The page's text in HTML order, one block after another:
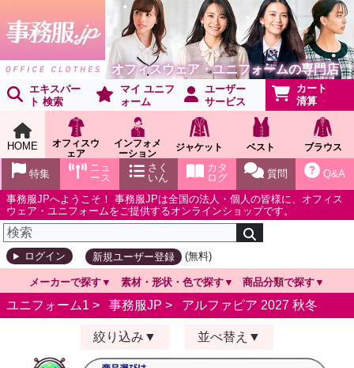
オフィスウェア・ユニフォームの専門店
エキスパー
ト 検索
マイ ユニフ
ォーム
ユーザー
サービス
カート
清算
HOME
オフィスウ
ェア
インフォメ
ーション
ショールー
ム
ジャケット ベスト ブラウス
Q&A
質問
カタ
ログ
さく
いん
ニュ
ース
特集
事務服JPへようこそ！ 事務服JPは全国の法人・個人の皆様に、オフィス
ウェア・ユニフォームをご提供するオンラインショップです。
ログイン 新規ユーザー登録 (無料)
メーカーで探す 素材・形状・色で探す 商品分類で探す
ユニフォーム1 > 事務服JP > アルファピア 2027 秋冬
絞り込み 並べ替え